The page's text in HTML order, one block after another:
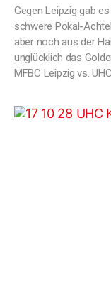
Gegen Leipzig gab
schwere Pokal-
aber noch aus der
unglücklich das
MFBC Leipzig vs.